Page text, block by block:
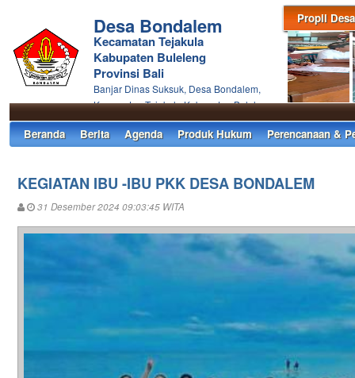
Propil Desa
Desa Bondalem
Kecamatan Tejakula
Kabupaten Buleleng
Provinsi Bali
Banjar Dinas Suksuk, Desa Bondalem,
Kecamatan Tejakula Kabupaten Buleleng
Beranda Berita Agenda Produk Hukum Perencanaan &
KEGIATAN IBU -IBU PKK DESA BONDALEM
31 Desember 2024 09:03:45 WITA